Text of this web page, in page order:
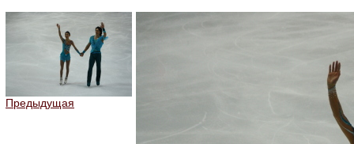
Предыдущая